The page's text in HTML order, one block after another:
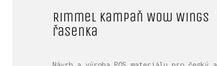
Rimmel kampaň Wow Wings
řasenka